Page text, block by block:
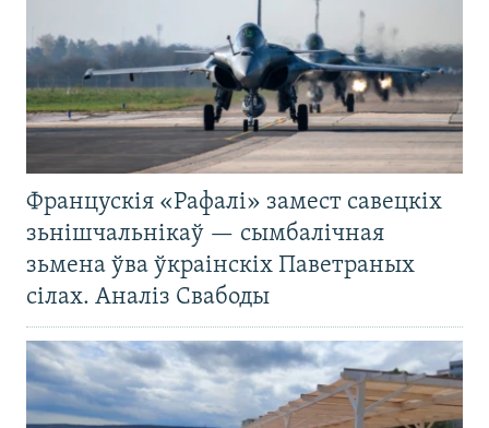
Францускія «Рафалі» замест савецкіх
зьнішчальнікаў — сымбалічная
зьмена ўва ўкраінскіх Паветраных
сілах. Аналіз Свабоды